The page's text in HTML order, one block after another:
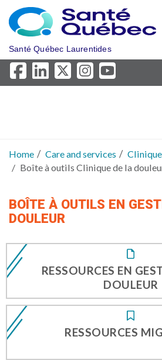
Skip to main content
Santé Québec Laurentides
Home Care and services
Boîte à outils Clinique de la
BOÎTE À OUTILS EN
DOULEUR
RESSOURCES EN
DOULEUR
RESSOURCES